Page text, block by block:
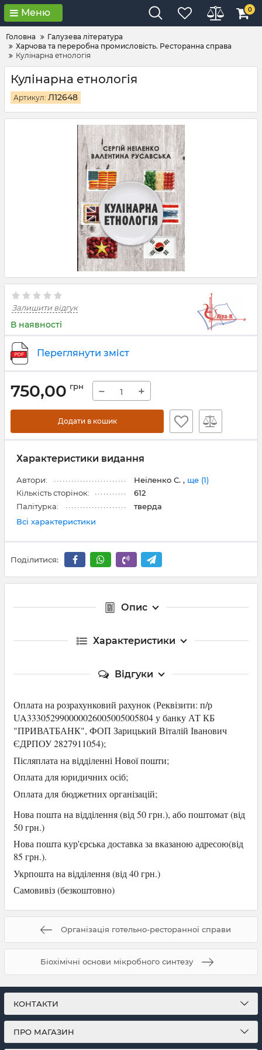
Меню 0
Головна
Галузева література
Харчова та переробна промисловість. Ресторанна справа
Кулінарна етнологія
Кулінарна етнологія
Артикул: Л12648
Залишити відгук
В наявності
Переглянути зміст
750,00 грн − +
Додати в кошик
Характеристики видання
Автори: Неіленко С. , ще (1)
Кількість сторінок:
612
Палітурка:
тверда
Всі характеристики
Поділитися:
Опис
Характеристики
Відгуки
Оплата на розрахунковий рахунок (Реквізити: п/р
UA333052990000026005005005804 у банку АТ КБ
"ПРИВАТБАНК", ФОП Зарицький Віталій Іванович
ЄДРПОУ 2827911054);
Післяплата на відділенні Нової пошти;
Оплата для юридичних осіб;
Оплата для бюджетних організацій;
Нова пошта на відділення (від 50 грн.), абопоштомат (від
50 грн.)
Нова пошта кур'єрська доставка за вказаною адресою(від
85 грн.).
Укрпошта на відділення (від 40 грн.)
Самовивіз (безкоштовно)
Організація готельно-ресторанної справи
Біохімічні основи мікробного синтезу
КОНТАКТИ
ПРО МАГАЗИН